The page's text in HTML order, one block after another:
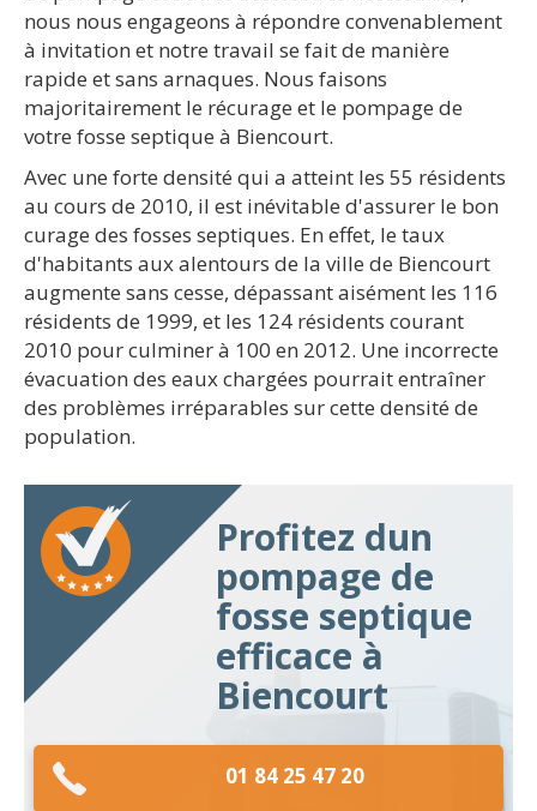
nous nous engageons à répondre convenablement
à invitation et notre travail se fait de manière
rapide et sans arnaques. Nous faisons
majoritairement le récurage et le pompage de
votre fosse septique à Biencourt.
Avec une forte densité qui a atteint les 55 résidents
au cours de 2010, il est inévitable d'assurer le bon
curage des fosses septiques. En effet, le taux
d'habitants aux alentours de la ville de Biencourt
augmente sans cesse, dépassant aisément les 116
résidents de 1999, et les 124 résidents courant
2010 pour culminer à 100 en 2012. Une incorrecte
évacuation des eaux chargées pourrait entraîner
des problèmes irréparables sur cette densité de
population.
Profitez dun
pompage de
fosse septique
efficace à
Biencourt
01 84 25 47 20